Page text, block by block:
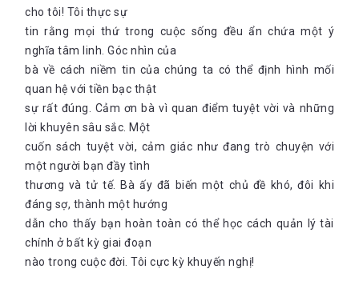
cho tôi! Tôi thực sự
tin rằng mọi thứ trong cuộc sống đều ẩn chứa một ý
nghĩa tâm linh. Góc nhìn của
bà về cách niềm tin của chúng ta có thể định hình mối
quan hệ với tiền bạc thật
sự rất đúng. Cảm ơn bà vì quan điểm tuyệt vời và những
lời khuyên sâu sắc. Một
cuốn sách tuyệt vời, cảm giác như đang trò chuyện với
một người bạn đầy tình
thương và tử tế. Bà ấy đã biến một chủ đề khó, đôi khi
đáng sợ, thành một hướng
dẫn cho thấy bạn hoàn toàn có thể học cách quản lý tài
chính ở bất kỳ giai đoạn
nào trong cuộc đời. Tôi cực kỳ khuyến nghị!